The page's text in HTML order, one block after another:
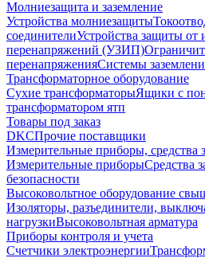
Молниезащита и заземление
Устройства молниезащиты
соединителиУстройства защиты от
перенапряжений (УЗИП)
перенапряженияСистемы
Трансформаторное оборудование
Сухие трансформаторыЯщики с
трансформатором ятп
Товары под заказ
DKCПрочие поставщики
Измерительные приборы, средства
Измерительные приборыСредства
безопасности
Высоковольтное оборудование
Изоляторы, разъединители,
нагрузкиВысоковольтная арматура
Приборы контроля и учета
Счетчики электроэнергии